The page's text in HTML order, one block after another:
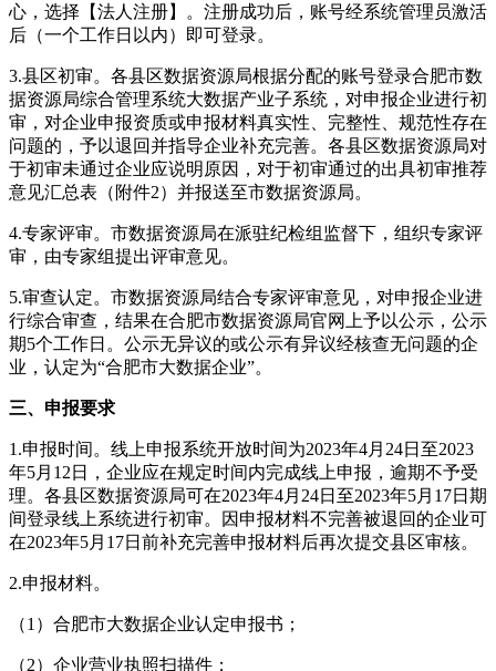
心，选择【法人注册】。注册成功后，账号经系统管理员激活
后（一个工作日以内）即可登录。
3.县区初审。各县区数据资源局根据分配的账号登录合肥市数
据资源局综合管理系统大数据产业子系统，对申报企业进行初
审，对企业申报资质或申报材料真实性、完整性、规范性存在
问题的，予以退回并指导企业补充完善。各县区数据资源局对
于初审未通过企业应说明原因，对于初审通过的出具初审推荐
意见汇总表（附件2）并报送至市数据资源局。
4.专家评审。市数据资源局在派驻纪检组监督下，组织专家评
审，由专家组提出评审意见。
5.审查认定。市数据资源局结合专家评审意见，对申报企业进
行综合审查，结果在合肥市数据资源局官网上予以公示，公示
期5个工作日。公示无异议的或公示有异议经核查无问题的企
业，认定为“合肥市大数据企业”。
三、申报要求
1.申报时间。线上申报系统开放时间为2023年4月24日至2023
年5月12日，企业应在规定时间内完成线上申报，逾期不予受
理。各县区数据资源局可在2023年4月24日至2023年5月17日期
间登录线上系统进行初审。因申报材料不完善被退回的企业可
在2023年5月17日前补充完善申报材料后再次提交县区审核。
2.申报材料。
（1）合肥市大数据企业认定申报书；
（2）企业营业执照扫描件；